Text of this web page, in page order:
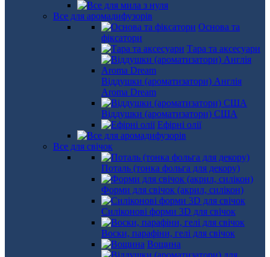
Все для аромадифузорів
Основа та
фіксатори
Тара та аксесуари
Віддушки (ароматизатори) Англія
Aroma Dream
Віддушки (ароматизатори) США
Ефірні олії
Все для свічок
Поталь (тонка фольга для декору)
Форми для свічок (акрил, силікон)
Силіконові форми 3D для свічок
Воски, парафіни, гелі для свічок
Вощина